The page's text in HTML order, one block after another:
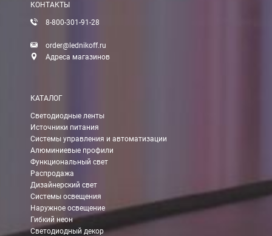
КОНТАКТЫ
8-800-301-91-28
order@lednikoff.ru
Адреса магазинов
КАТАЛОГ
Светодиодные ленты
Источники питания
Системы управления и автоматизации
Алюминиевые профили
Функциональный свет
Распродажа
Дизайнерский свет
Системы освещения
Наружное освещение
Гибкий неон
Светодиодный декор